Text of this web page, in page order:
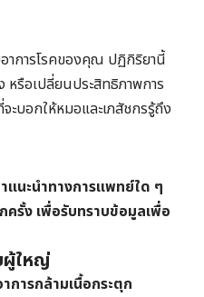
าการโรคของคุณ ปฏิกิริยานี้
หรือเปลี่ยนประสิทธิภาพการ
ะบอกให้หมอและเภสัชกรรู้ถึง
นะนำทางการแพทย์ใด ๆ
รั้ง เพื่อรับทราบข้อมูลเพื่อ
ผู้ใหญ่
ารกล้ามเนื้อกระตุก